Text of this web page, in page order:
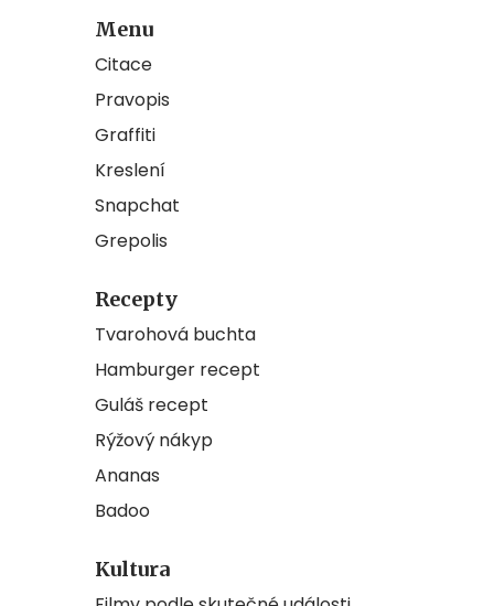
Menu
Citace
Pravopis
Graffiti
Kreslení
Snapchat
Grepolis
Recepty
Tvarohová buchta
Hamburger recept
Guláš recept
Rýžový nákyp
Ananas
Badoo
Kultura